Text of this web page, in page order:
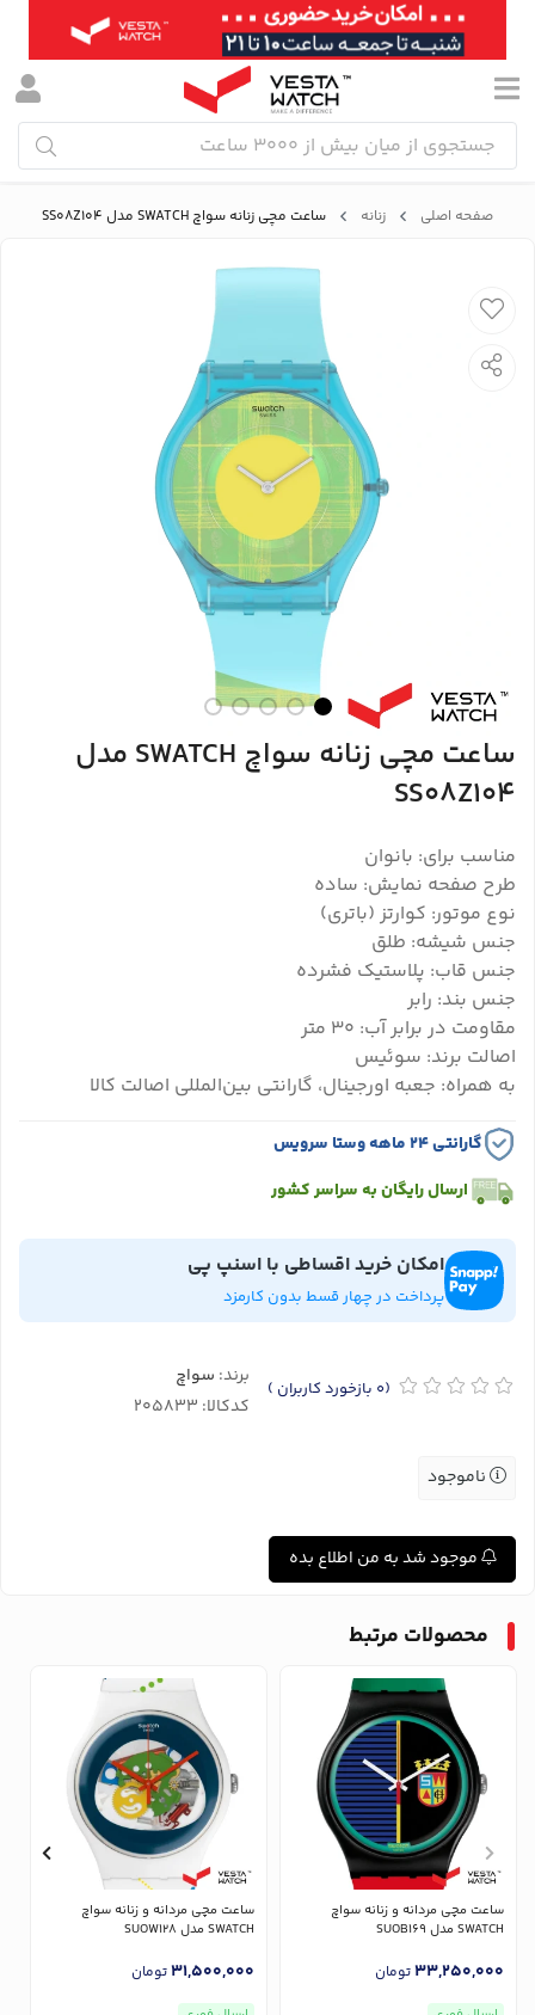
صفحه اصلی زنانه ساعت مچی زنانه سواچ SWATCH مدل SS08Z104
ساعت مچی زنانه سواچ SWATCH مدل
SS08Z104
مناسب برای: بانوان
طرح صفحه نمایش: ساده
نوع موتور: کوارتز (باتری)
جنس شیشه: طلق
جنس قاب: پلاستیک فشرده
جنس بند: رابر
مقاومت در برابر آب: 30 متر
اصالت برند: سوئیس
به همراه: جعبه اورجینال، گارانتی بین‌المللی اصالت کالا
گارانتی ۲۴ ماهه وستا سرویس
ارسال رایگان به سراسر کشور
امکان خرید اقساطی با اسنپ پی
پرداخت در چهار قسط بدون کارمزد
(0 بازخورد کاربران ) برند: سواچ
کدکالا:
ناموجود
موجود شد به من اطلاع بده
محصولات مرتبط
ساعت مچی مردانه و زنانه سواچ
SWATCH مدل SUOB169
33,250,000تومان
ساعت مچی مردانه و زنانه سواچ
SWATCH مدل SUOW128
31,500,000تومان